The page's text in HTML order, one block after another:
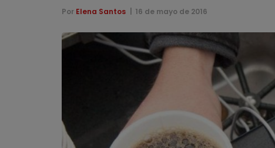
Por Elena Santos 16 de mayo de 2016